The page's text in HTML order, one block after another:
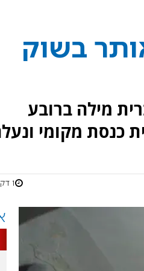
בשוק
מילה ברובע
כנסת מקומי
1 דקות